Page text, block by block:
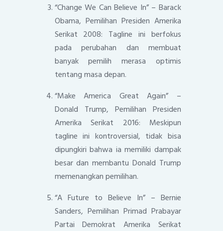
“Change We Can Believe In” – Barack
Obama, Pemilihan Presiden Amerika
Serikat 2008: Tagline ini berfokus
pada perubahan dan membuat
banyak pemilih merasa optimis
tentang masa depan.
“Make America Great Again” –
Donald Trump, Pemilihan Presiden
Amerika Serikat 2016: Meskipun
tagline ini kontroversial, tidak bisa
dipungkiri bahwa ia memiliki dampak
besar dan membantu Donald Trump
memenangkan pemilihan.
“A Future to Believe In” – Bernie
Sanders, Pemilihan Primad Prabayar
Partai Demokrat Amerika Serikat